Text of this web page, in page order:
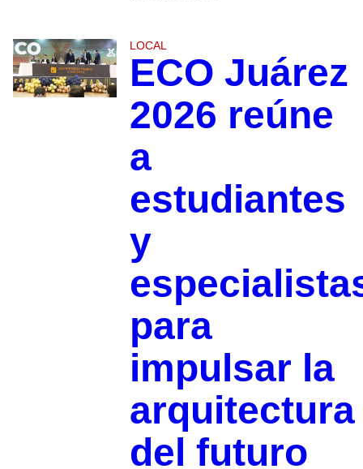
LOCAL
ECO Juárez
2026 reúne
a
estudiantes
y
para
impulsar la
arquitectura
del futuro